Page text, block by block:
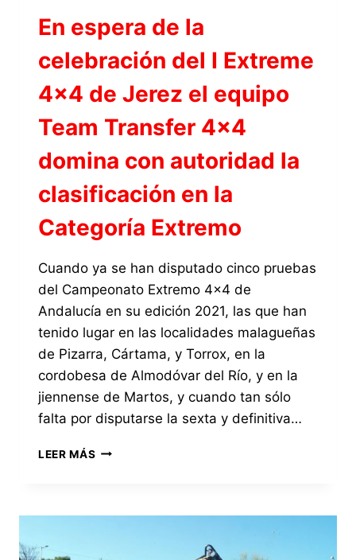
En espera de la
celebración del I Extreme
4×4 de Jerez el equipo
Team Transfer 4×4
domina con autoridad la
clasificación en la
Categoría Extremo
Cuando ya se han disputado cinco pruebas
del Campeonato Extremo 4×4 de
Andalucía en su edición 2021, las que han
tenido lugar en las localidades malagueñas
de Pizarra, Cártama, y Torrox, en la
cordobesa de Almodóvar del Río, y en la
jiennense de Martos, y cuando tan sólo
falta por disputarse la sexta y definitiva…
LEER MÁS EN
CELEBRACIÓN